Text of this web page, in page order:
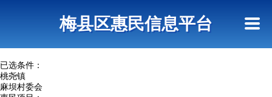
查询指引梅县区惠民信息平台
已选条件：
桃尧镇
麻坝村委会